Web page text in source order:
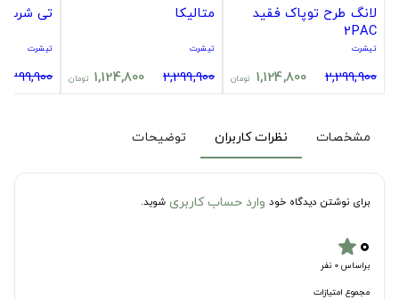
لانگ طرح توپاک فقید
2PAC
تیشرت
2,299,900
1,124,800 تومان
متالیکا
تیشرت
2,299,900
1,124,800 تومان
تی شرت
تیشرت
2,299,900
مشخصات نظرات کاربران توضیحات
برای نوشتن دیدگاه خود وارد حساب کاربری شوید.
۰star
براساس 0 نفر
مجموع امتیازات